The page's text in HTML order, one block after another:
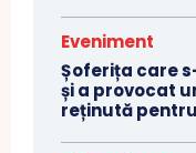
Eveniment
Șoferița care
și a provocat
reținută